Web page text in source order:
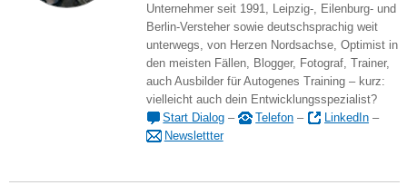
Unternehmer seit 1991, Leipzig-, Eilenburg- und
Berlin-Versteher sowie deutschsprachig weit
unterwegs, von Herzen Nordsachse, Optimist in
den meisten Fällen, Blogger, Fotograf, Trainer,
auch Ausbilder für Autogenes Training – kurz:
vielleicht auch dein Entwicklungsspezialist?
Start Dialog – Telefon – LinkedIn –
Newslettter